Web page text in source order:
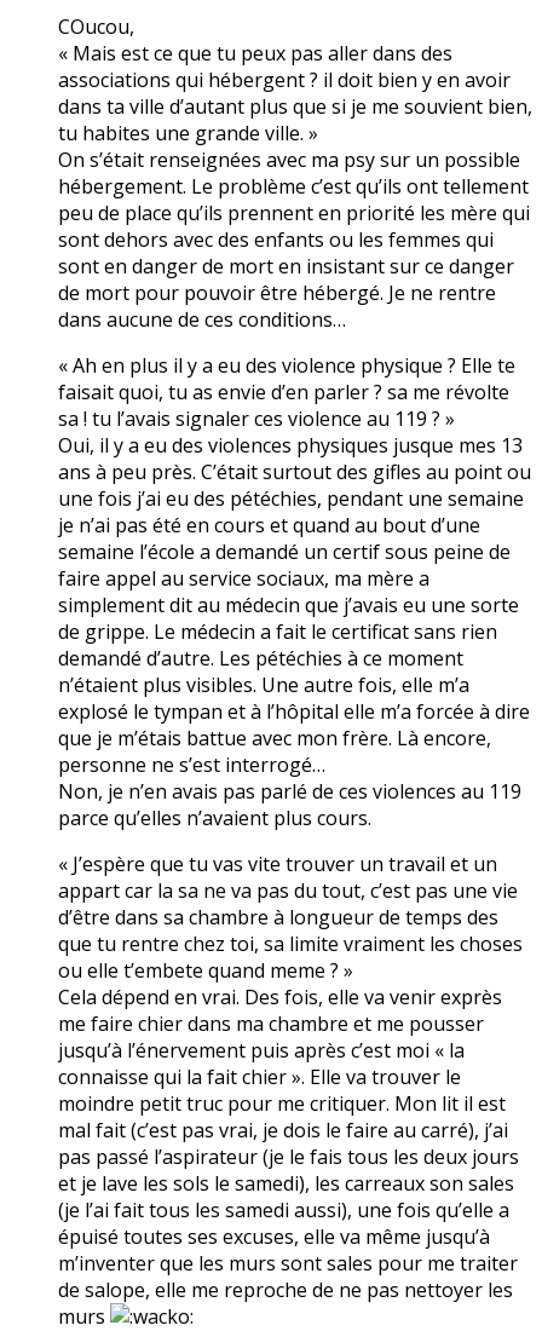
COucou,
« Mais est ce que tu peux pas aller dans des
associations qui hébergent ? il doit bien y en avoir
dans ta ville d’autant plus que si je me souvient bien,
tu habites une grande ville. »
On s’était renseignées avec ma psy sur un possible
hébergement. Le problème c’est qu’ils ont tellement
peu de place qu’ils prennent en priorité les mère qui
sont dehors avec des enfants ou les femmes qui
sont en danger de mort en insistant sur ce danger
de mort pour pouvoir être hébergé. Je ne rentre
dans aucune de ces conditions…
« Ah en plus il y a eu des violence physique ? Elle te
faisait quoi, tu as envie d’en parler ? sa me révolte
sa ! tu l’avais signaler ces violence au 119 ? »
Oui, il y a eu des violences physiques jusque mes 13
ans à peu près. C’était surtout des gifles au point ou
une fois j’ai eu des pétéchies, pendant une semaine
je n’ai pas été en cours et quand au bout d’une
semaine l’école a demandé un certif sous peine de
faire appel au service sociaux, ma mère a
simplement dit au médecin que j’avais eu une sorte
de grippe. Le médecin a fait le certificat sans rien
demandé d’autre. Les pétéchies à ce moment
n’étaient plus visibles. Une autre fois, elle m’a
explosé le tympan et à l’hôpital elle m’a forcée à dire
que je m’étais battue avec mon frère. Là encore,
personne ne s’est interrogé…
Non, je n’en avais pas parlé de ces violences au 119
parce qu’elles n’avaient plus cours.
« J’espère que tu vas vite trouver un travail et un
appart car la sa ne va pas du tout, c’est pas une vie
d’être dans sa chambre à longueur de temps des
que tu rentre chez toi, sa limite vraiment les choses
ou elle t’embete quand meme ? »
Cela dépend en vrai. Des fois, elle va venir exprès
me faire chier dans ma chambre et me pousser
jusqu’à l’énervement puis après c’est moi « la
connaisse qui la fait chier ». Elle va trouver le
moindre petit truc pour me critiquer. Mon lit il est
mal fait (c’est pas vrai, je dois le faire au carré), j’ai
pas passé l’aspirateur (je le fais tous les deux jours
et je lave les sols le samedi), les carreaux son sales
(je l’ai fait tous les samedi aussi), une fois qu’elle a
épuisé toutes ses excuses, elle va même jusqu’à
m’inventer que les murs sont sales pour me traiter
de salope, elle me reproche de ne pas nettoyer les
murs